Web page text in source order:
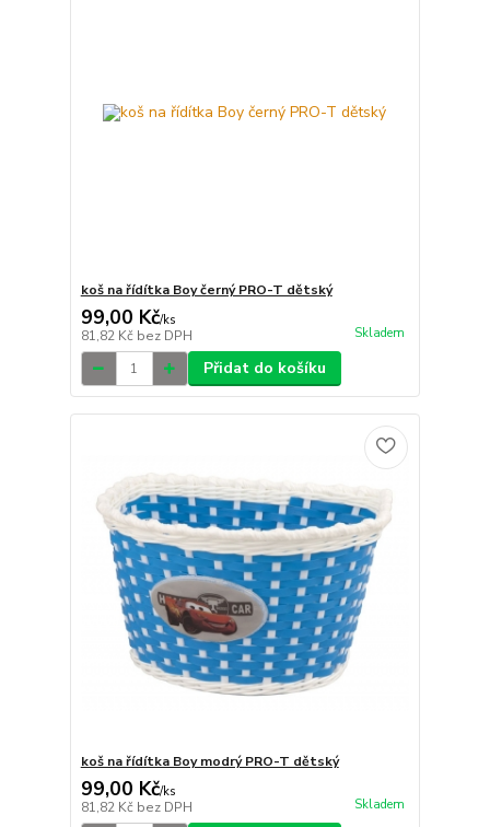
koš na řídítka Boy černý PRO-T dětský
99,00 Kč/ks
81,82 Kč bez DPH Skladem
Přidat do košíku
koš na řídítka Boy modrý PRO-T dětský
99,00 Kč/ks
81,82 Kč bez DPH Skladem